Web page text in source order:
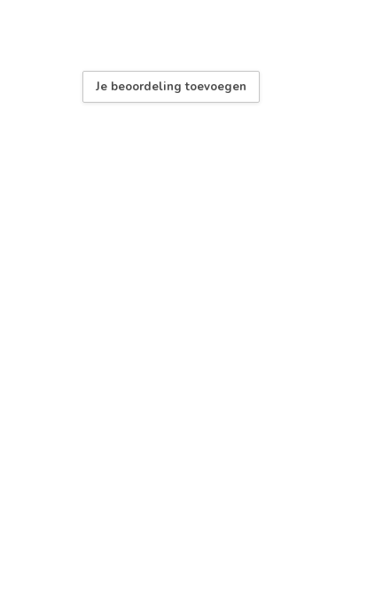
Je beoordeling toevoegen